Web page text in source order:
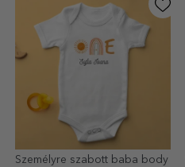
Személyre szabott baba body